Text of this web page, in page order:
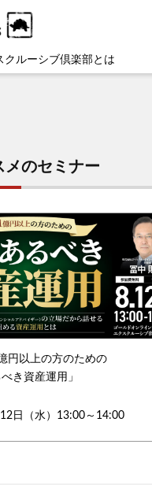
クルーシブ倶楽部とは
メのセミナー
円以上の方のための
き資産運用」
日（水）13:00～14:00